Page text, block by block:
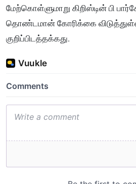
மேற்கொள்ளுமாறு கிறிஸ்டின் பி
தொண்டமான் கோரிக்கை
குறிப்பிடத்தக்கது.